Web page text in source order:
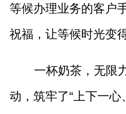
等候办理业务的客户
祝福，让等候时光变
一杯奶茶，无限
动，筑牢了“上下一心